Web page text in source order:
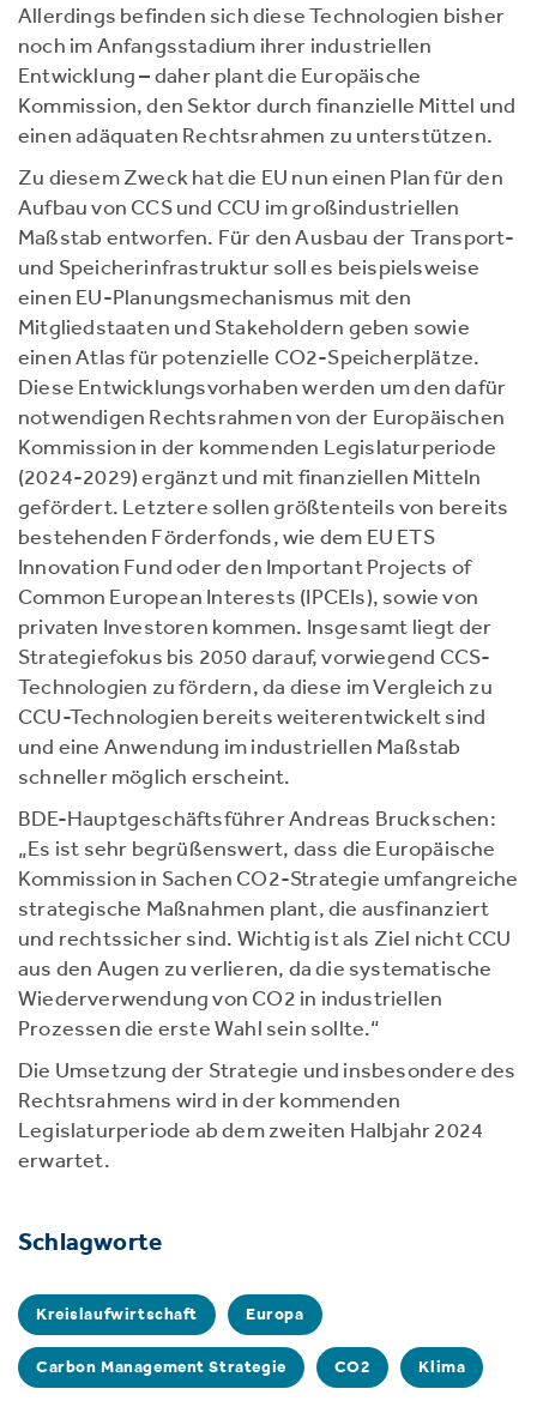
Allerdings befinden sich diese Technologien bisher
noch im Anfangsstadium ihrer industriellen
Entwicklung – daher plant die Europäische
Kommission, den Sektor durch finanzielle Mittel und
einen adäquaten Rechtsrahmen zu unterstützen.
Zu diesem Zweck hat die EU nun einen Plan für den
Aufbau von CCS und CCU im großindustriellen
Maßstab entworfen. Für den Ausbau der Transport-
und Speicherinfrastruktur soll es beispielsweise
einen EU-Planungsmechanismus mit den
Mitgliedstaaten und Stakeholdern geben sowie
einen Atlas für potenzielle CO2-Speicherplätze.
Diese Entwicklungsvorhaben werden um den dafür
notwendigen Rechtsrahmen von der Europäischen
Kommission in der kommenden Legislaturperiode
(2024-2029) ergänzt und mit finanziellen Mitteln
gefördert. Letztere sollen größtenteils von bereits
bestehenden Förderfonds, wie dem EU ETS
Innovation Fund oder den Important Projects of
Common European Interests (IPCEIs), sowie von
privaten Investoren kommen. Insgesamt liegt der
Strategiefokus bis 2050 darauf, vorwiegend CCS-
Technologien zu fördern, da diese im Vergleich zu
CCU-Technologien bereits weiterentwickelt sind
und eine Anwendung im industriellen Maßstab
schneller möglich erscheint.
BDE-Hauptgeschäftsführer Andreas Bruckschen:
„Es ist sehr begrüßenswert, dass die Europäische
Kommission in Sachen CO2-Strategie umfangreiche
strategische Maßnahmen plant, die ausfinanziert
und rechtssicher sind. Wichtig ist als Ziel nicht CCU
aus den Augen zu verlieren, da die systematische
Wiederverwendung von CO2 in industriellen
Prozessen die erste Wahl sein sollte.“
Die Umsetzung der Strategie und insbesondere des
Rechtsrahmens wird in der kommenden
Legislaturperiode ab dem zweiten Halbjahr 2024
erwartet.
Schlagworte
Kreislaufwirtschaft Europa
Carbon Management Strategie CO2 Klima